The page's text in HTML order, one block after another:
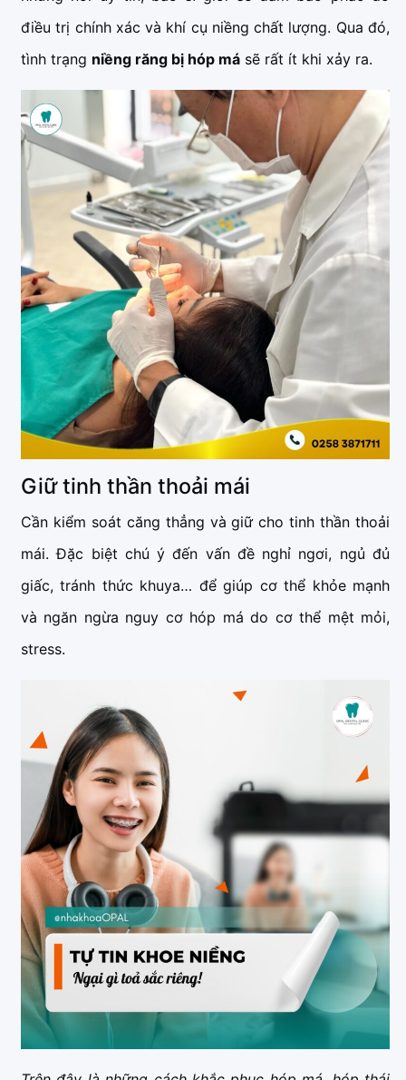
điều trị chính xác và khí cụ niềng chất lượng. Qua đó,
tình trạng niềng răng bị hóp má sẽ rất ít khi xảy ra.
Giữ tinh thần thoải mái
Cần kiểm soát căng thẳng và giữ cho tinh thần thoải
mái. Đặc biệt chú ý đến vấn đề nghỉ ngơi, ngủ đủ
giấc, tránh thức khuya… để giúp cơ thể khỏe mạnh
và ngăn ngừa nguy cơ hóp má do cơ thể mệt mỏi,
stress.